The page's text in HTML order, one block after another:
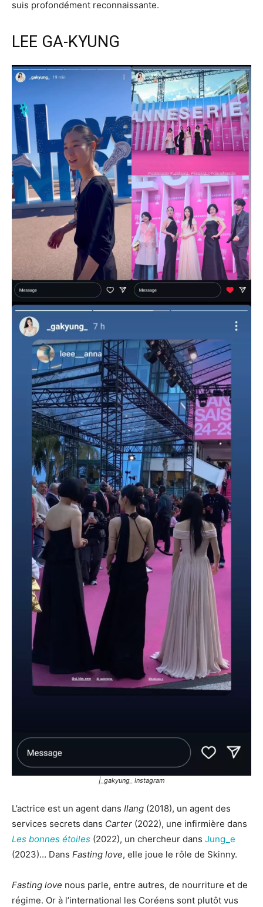
suis profondément reconnaissante.
LEE GA-KYUNG
|_gakyung_ Instagram
L’actrice est un agent dans Ilang (2018), un agent des
services secrets dans Carter (2022), une infirmière dans
Les bonnes étoiles (2022), un chercheur dans Jung_e
(2023)… Dans Fasting love, elle joue le rôle de Skinny.
Fasting love nous parle, entre autres, de nourriture et de
régime. Or à l’international les Coréens sont plutôt vus